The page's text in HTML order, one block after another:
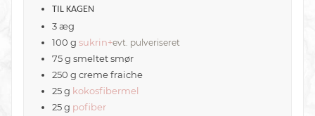
TIL KAGEN
3æg
100 g sukrin+evt. pulveriseret
75g smeltet smør
250 g creme fraiche
25g kokosfibermel
25g pofiber